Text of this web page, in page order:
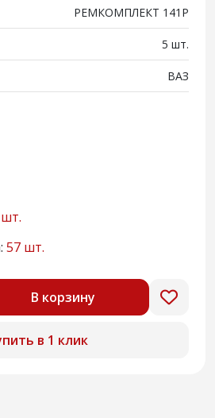
РЕМКОМПЛЕКТ 141Р
5 шт.
ВАЗ
57 шт.
В корзину
в 1 клик